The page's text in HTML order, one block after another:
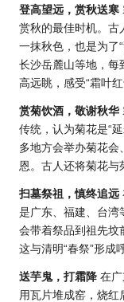
登高望远，赏秋送寒
赏秋的最佳时机。古
一抹秋色，也是为了
长沙岳麓山等地，每
高远眺，感受“霜叶红
赏菊饮酒，敬谢秋华
传统，认为菊花是“
多地方会举办菊花会
恩。古人还将菊花与
扫墓祭祖，慎终追远
是广东、福建、台湾
会带着祭品到祖先坟
这与清明“春祭”形成
送芋鬼，打霜降 在
用瓦片堆成窑，烧红